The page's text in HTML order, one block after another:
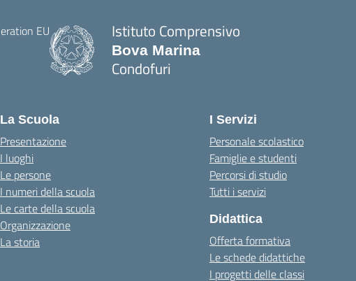
Istituto Comprensivo
Bova Marina
Condofuri
La Scuola
Presentazione
I luoghi
Le persone
I numeri della scuola
Le carte della scuola
Organizzazione
La storia
I Servizi
Personale scolastico
Famiglie e studenti
Percorsi di studio
Tutti i servizi
Didattica
Offerta formativa
Le schede didattiche
I progetti delle classi